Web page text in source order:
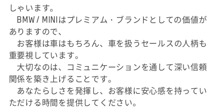
しゃいます。
BMW / MINIはプレミアム・ブランドとしての価値が
ありますので、
お客様は車はもちろん、車を扱うセールスの人柄も
重要視しています。
大切なのは、コミュニケーションを通して深い信頼
関係を築き上げることです。
あなたらしさを発揮し、お客様に安心感を持ってい
ただける時間を提供してください。